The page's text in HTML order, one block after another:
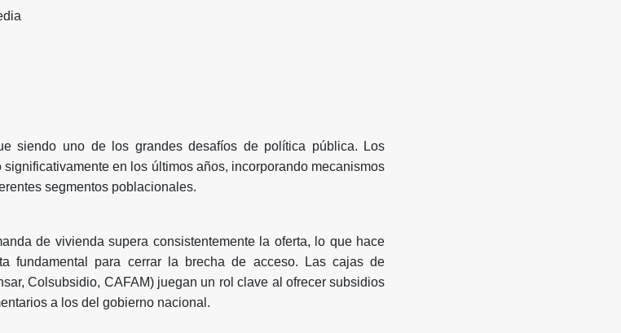
siendo uno de los grandes desafíos de política pública. Los
en los últimos años, incorporando mecanismos
segmentos poblacionales.
de vivienda supera consistentemente la oferta, lo que hace
fundamental para cerrar la brecha de acceso. Las cajas de
Colsubsidio, CAFAM) juegan un rol clave al ofrecer subsidios
a los del gobierno nacional.